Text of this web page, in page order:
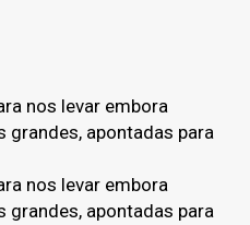
nos levar embora
grandes, apontadas para
nos levar embora
grandes, apontadas para